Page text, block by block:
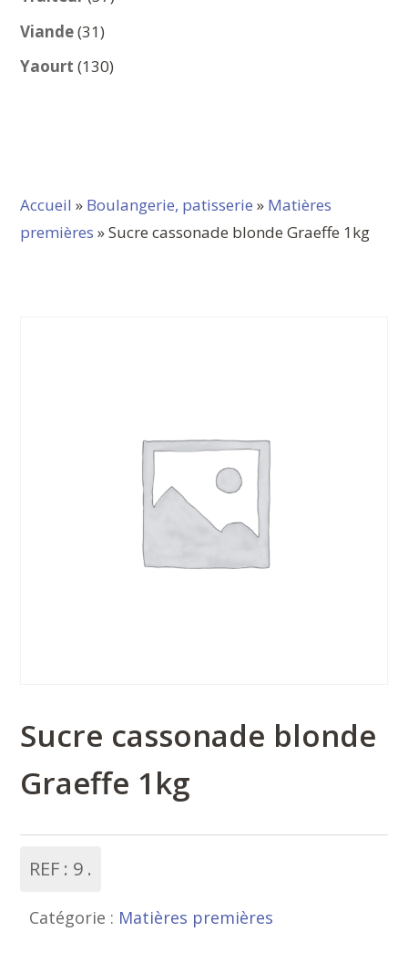
Viande 3131
produits
Yaourt 130130
Accueil » Boulangerie, patisserie » Matières
premières » Sucre cassonade blonde Graeffe 1kg
Sucre cassonade blonde
Graeffe 1kg
REF : 9
Catégorie : Matières premières